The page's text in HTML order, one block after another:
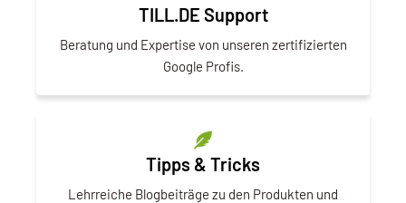
TILL.DE Support
Beratung und Expertise von unseren zertifizierten
Google Profis.
Tipps & Tricks
Lehrreiche Blogbeiträge zu den Produkten und